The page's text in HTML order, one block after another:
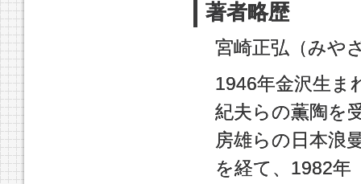
著者略歴
宮崎正弘（みや
1946年金沢生ま
紀夫らの薫陶を
房雄らの日本浪
を経て、1982年